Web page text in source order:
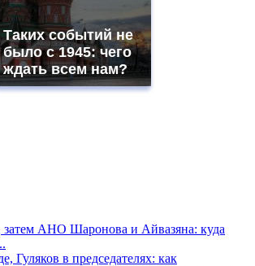
Таких событий не
было с 1945: чего
ждать всем нам?
затем АНО Шаронова и Айвазяна: куда